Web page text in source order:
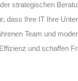
strategischen
dass Ihre IT Ihre
Team und
und schaffen